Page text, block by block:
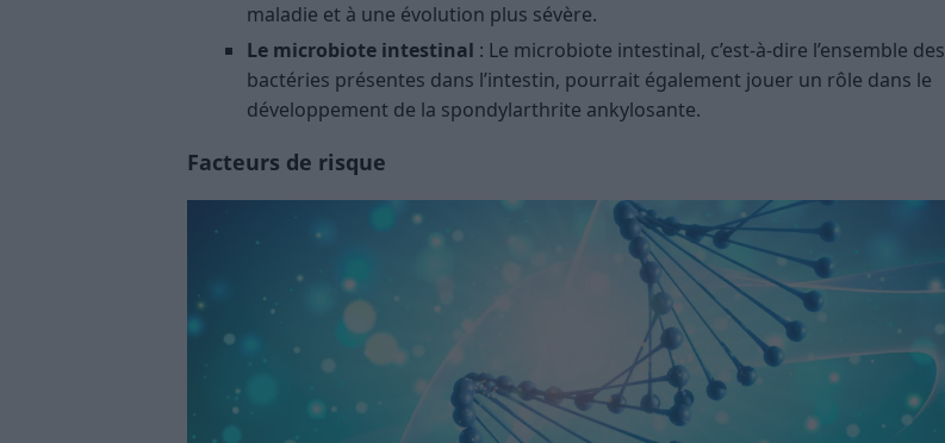
maladie et à une évolution plus sévère.
Le microbiote intestinal : Le microbiote intestinal, c’est-à-dire l’ensemble des
bactéries présentes dans l’intestin, pourrait également jouer un rôle dans le
développement de la spondylarthrite ankylosante.
Facteurs de risque